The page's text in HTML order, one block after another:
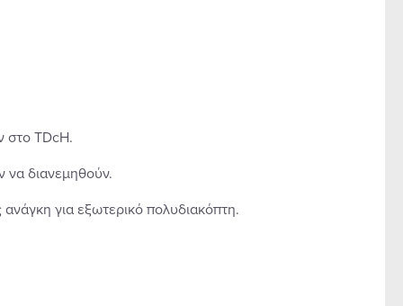
στο TDcH.
να διανεμηθούν.
για εξωτερικό πολυδιακόπτη.